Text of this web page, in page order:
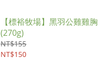
【標裕牧場】黑羽公雞雞胸
(270g)
NT$155
NT$150